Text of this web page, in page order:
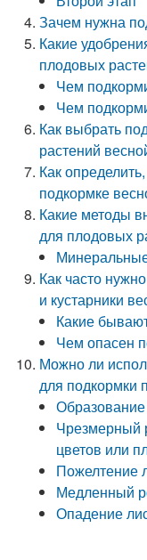
Зачем нужна
Какие
плодовых
Чем
Чем
Как выбрать
растений
Как
подкормке
Какие методы
для плодовых
Как часто
и кустарники
Какие
Чем опасен
Можно ли
для подкормки
Чрезмерный
цветов или
Пожелтение
Медленный
Опадение